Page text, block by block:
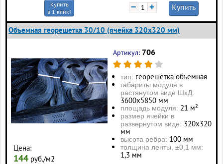
Купить
в 1 клик!
− + Купить
Объемная георешетка 30/10 (ячейка 320x320 мм)
Цена:
144 руб./м2
Артикул: 706
тип: георешетка объемная
габариты модуля в
растянутом виде ШхД:
3600х5850 мм
площадь модуля: 21 м²
размер ячейки в
развернутом виде: 320х320
мм
высота ребра: 100 мм
толщина ленты, ±0,1 мм:
1,3 мм